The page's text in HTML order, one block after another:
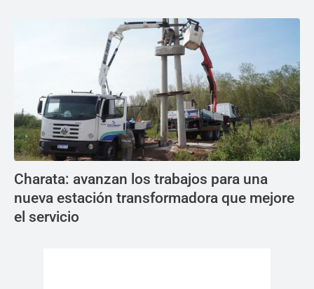
Charata: avanzan los trabajos para una
nueva estación transformadora que mejore
el servicio